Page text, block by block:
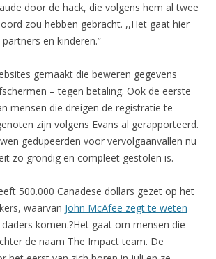
door de hack, die volgens hem al twee
zou hebben gebracht. ,,Het gaat hier
en kinderen.”
gemaakt die beweren gegevens
– tegen betaling. Ook de eerste
mensen die dreigen de registratie te
zijn volgens Evans al gerapporteerd.
gedupeerden voor vervolgaanvallen nu
zo grondig en compleet gestolen is.
500.000 Canadese dollars gezet op het
waarvan John McAfee zegt te weten
komen.?Het gaat om mensen die
de naam The Impact team. De